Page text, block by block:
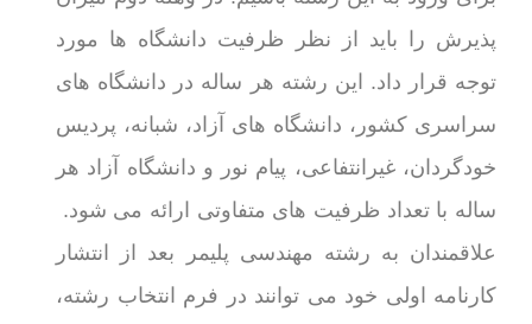
پذیرش را باید از نظر ظرفیت دانشگاه ها مورد
توجه قرار داد. این رشته هر ساله در دانشگاه های
سراسری کشور، دانشگاه های آزاد، شبانه، پردیس
خودگردان، غیرانتفاعی، پیام نور و دانشگاه آزاد هر
ساله با تعداد ظرفیت های متفاوتی ارائه می شود.
علاقمندان به رشته مهندسی پلیمر بعد از انتشار
کارنامه اولی خود می توانند در فرم انتخاب رشته،